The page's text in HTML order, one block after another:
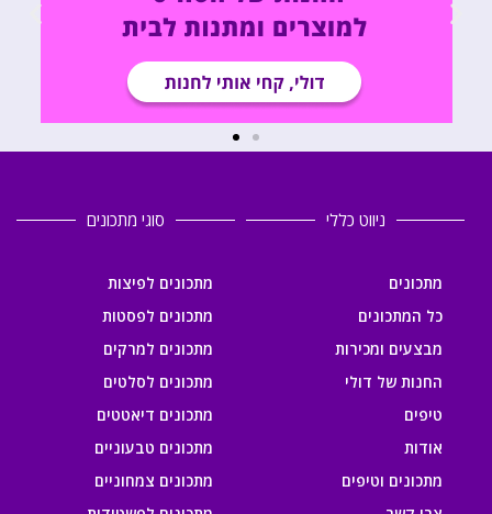
ניווט כללי
מתכונים
כל המתכונים
מבצעים ומכירות
החנות של דולי
טיפים
אודות
מתכונים וטיפים
סוגי מתכונים
מתכונים לפיצות
מתכונים לפסטות
מתכונים למרקים
מתכונים לסלטים
מתכונים דיאטטים
מתכונים טבעוניים
מתכונים צמחוניים